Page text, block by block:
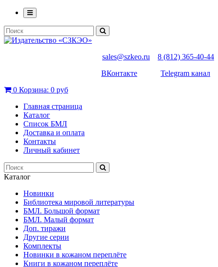
sales@szkeo.ru
8 (812) 365-40-44
ВКонтакте
Telegram канал
0 Корзина: 0 руб
Главная страница
Каталог
Список БМЛ
Доставка и оплата
Контакты
Личный кабинет
Каталог
Новинки
Библиотека мировой литературы
БМЛ. Большой формат
БМЛ. Малый формат
Доп. тиражи
Другие серии
Комплекты
Новинки в кожаном переплёте
Книги в кожаном переплёте